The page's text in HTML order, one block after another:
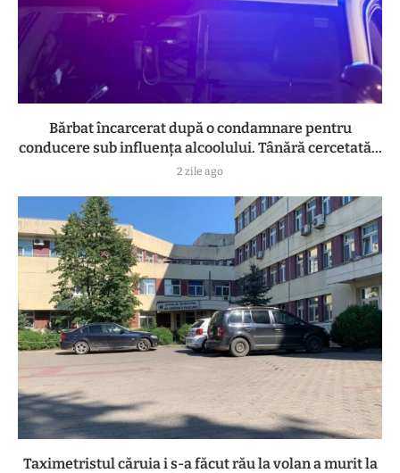
Bărbat încarcerat după o condamnare pentru
conducere sub influența alcoolului. Tânără cercetată...
2 zile ago
Taximetristul căruia i s-a făcut rău la volan a murit la